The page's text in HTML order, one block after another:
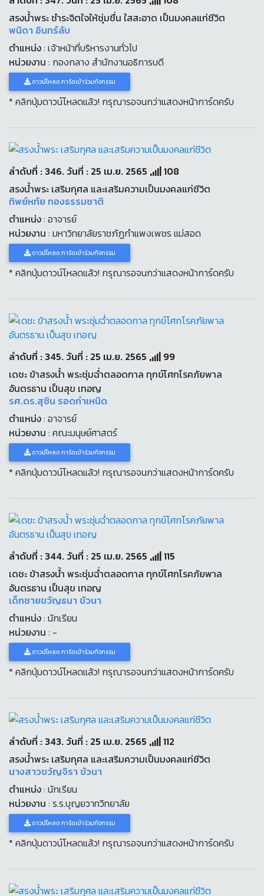
สรงน้ำพระ ชำระจิตใจให้ชุ่มชื่น ใสสะอาด เป็นมงคลแก่ชีวิต
พนิดา อินทร์ลับ
ตำแหน่ง: เจ้าหน้าที่บริหารงานทั่วไป
หน่วยงาน : กองกลาง สำนักงานอธิการบดี
ดาวน์โหลด การ์ดเข้าร่วมกิจกรรม
* คลิกปุ่มดาวน์โหลดแล้ว! กรุณารอจนกว่าแสดงหน้าการ์ดครับ
ลำดับที่ : 346. วันที่ : 25 เม.ย. 2565
108
สรงน้ำพระ เสริมกุศล และเสริมความเป็นมงคลแก่ชีวิต
ทิพย์หทัย ทองธรรมชาติ
ตำแหน่ง: อาจารย์
หน่วยงาน : มหาวิทยาลัยราชภัฏกำแพงเพชร แม่สอด
ดาวน์โหลด การ์ดเข้าร่วมกิจกรรม
* คลิกปุ่มดาวน์โหลดแล้ว! กรุณารอจนกว่าแสดงหน้าการ์ดครับ
ลำดับที่ : 345. วันที่ : 25 เม.ย. 2565
99
เดชะ ข้าสรงน้ำ พระชุ่มฉ่ำตลอดกาล ทุกข์โศกโรคภัยพาล
อันตรธาน เป็นสุข เทอญ
รศ.ดร.สุชิน รอดกำเหนิด
ตำแหน่ง: อาจารย์
หน่วยงาน : คณะมนุษย์ศาสตร์
ดาวน์โหลด การ์ดเข้าร่วมกิจกรรม
* คลิกปุ่มดาวน์โหลดแล้ว! กรุณารอจนกว่าแสดงหน้าการ์ดครับ
ลำดับที่ : 344. วันที่ : 25 เม.ย. 2565
115
เดชะ ข้าสรงน้ำ พระชุ่มฉ่ำตลอดกาล ทุกข์โศกโรคภัยพาล
อันตรธาน เป็นสุข เทอญ
เด็กชายขวัญธนา ขัวนา
ตำแหน่ง: นักเรียน
หน่วยงาน : -
ดาวน์โหลด การ์ดเข้าร่วมกิจกรรม
* คลิกปุ่มดาวน์โหลดแล้ว! กรุณารอจนกว่าแสดงหน้าการ์ดครับ
ลำดับที่ : 343. วันที่ : 25 เม.ย. 2565
112
สรงน้ำพระ เสริมกุศล และเสริมความเป็นมงคลแก่ชีวิต
นางสาวขวัญจิรา ขัวนา
ตำแหน่ง: นักเรียน
หน่วยงาน : ร.ร.บุญยวาทวิทยาลัย
ดาวน์โหลด การ์ดเข้าร่วมกิจกรรม
* คลิกปุ่มดาวน์โหลดแล้ว! กรุณารอจนกว่าแสดงหน้าการ์ดครับ